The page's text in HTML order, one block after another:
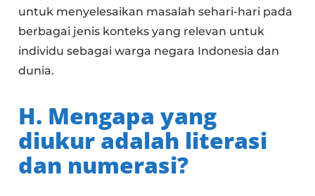
untuk menyelesaikan masalah sehari-hari pada
berbagai jenis konteks yang relevan untuk
individu sebagai warga negara Indonesia dan
dunia.
H. Mengapa yang
diukur adalah literasi
dan numerasi?